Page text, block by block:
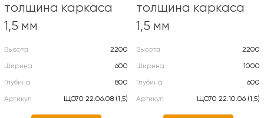
толщина каркаса
1,5 мм
Высота
2200
Ширина
600
Глубина
800
Артикул
ЩО70 22.06.08 (1,5)
толщина каркаса
1,5 мм
Высота
2200
Ширина
1000
Глубина
600
Артикул
ЩО70 22.10.06 (1,5)